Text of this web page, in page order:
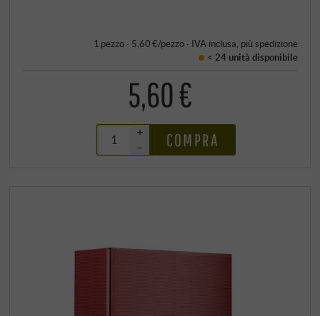
1 pezzo · 5,60 €/pezzo· IVA inclusa , più spedizione
< 24 unità disponibile
5,60 €
+
–
COMPRA